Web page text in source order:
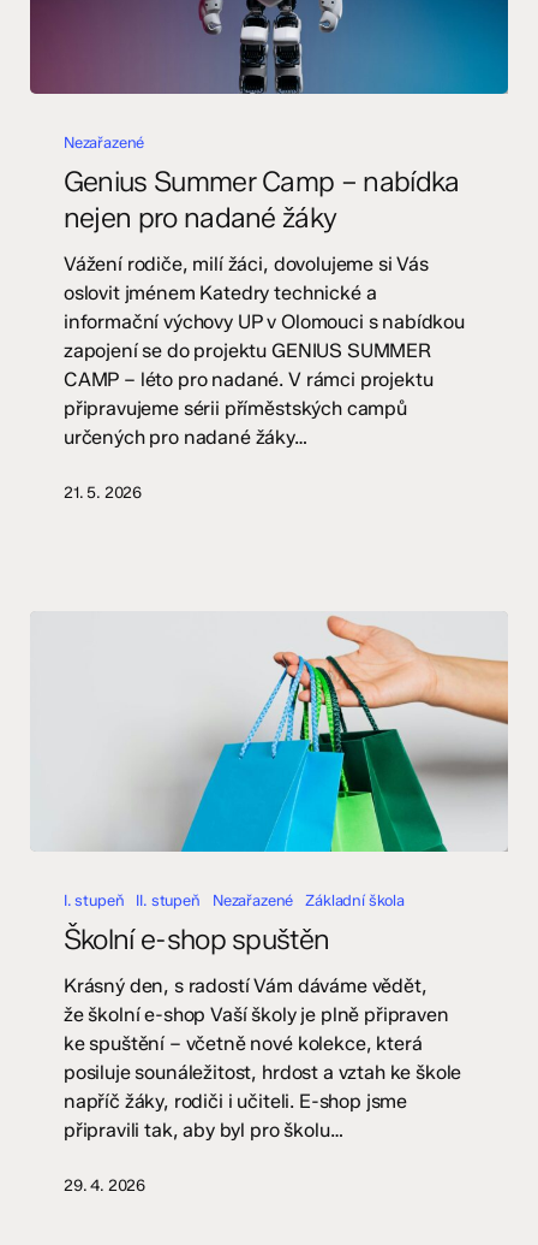
Summer
nabídka
nejen
nadané
Nezařazené
Genius Summer Camp – nabídka
nejen pro nadané žáky
Vážení rodiče, milí žáci, dovolujeme si Vás
oslovit jménem Katedry technické a
informační výchovy UP v Olomouci s nabídkou
zapojení se do projektu GENIUS SUMMER
CAMP – léto pro nadané. V rámci projektu
připravujeme sérii příměstských campů
určených pro nadané žáky…
21. 5. 2026
shop
spuštěn
I. stupeň II. stupeň Nezařazené Základní škola
Školní e-shop spuštěn
Krásný den, s radostí Vám dáváme vědět,
že školní e-shop Vaší školy je plně připraven
ke spuštění – včetně nové kolekce, která
posiluje sounáležitost, hrdost a vztah ke škole
napříč žáky, rodiči i učiteli. E-shop jsme
připravili tak, aby byl pro školu…
29. 4. 2026